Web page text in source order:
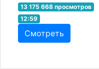
13 175 668 просмотров
12:59
Смотреть